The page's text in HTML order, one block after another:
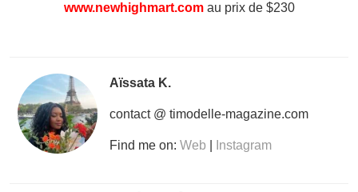
www.newhighmart.comau prix de $230
Aïssata K.
contact @ timodelle-magazine.com
Find me on: Web Instagram